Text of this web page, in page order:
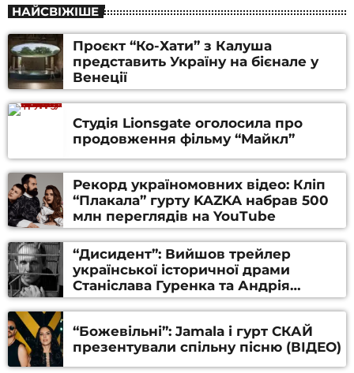
НАЙСВІЖІШЕ
Проєкт “Ко-Хати” з Калуша
представить Україну на бієнале у
Венеції
Студія Lionsgate оголосила про
продовження фільму “Майкл”
Рекорд україномовних відео: Кліп
“Плакала” гурту KAZKA набрав 500
млн переглядів на YouTube
“Дисидент”: Вийшов трейлер
української історичної драми
Станіслава Гуренка та Андрія
Алфьорова (ВІДЕО)
“Божевільні”: Jamala і гурт СКАЙ
презентували спільну пісню (ВІДЕО)